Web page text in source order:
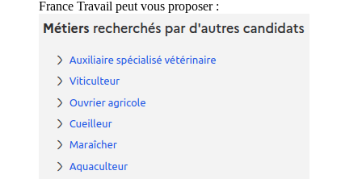
France Travail peut vous proposer :